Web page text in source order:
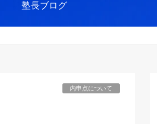
塾長ブログ
内申点について